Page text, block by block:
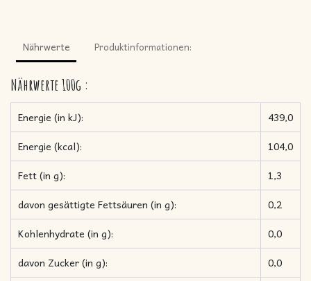
Nährwerte Produktinformationen:
Nährwerte100g :
Energie (in kJ):
439,0
Energie (kcal):
104,0
Fett (in g):
1,3
davon gesättigte Fettsäuren (in g):
0,2
Kohlenhydrate (in g):
0,0
davon Zucker (in g):
0,0